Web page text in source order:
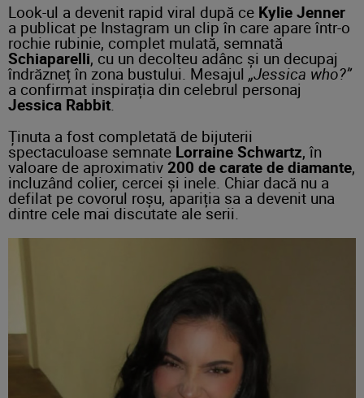
Look-ul a devenit rapid viral după ce Kylie Jenner
a publicat pe Instagram un clip în care apare într-o
rochie rubinie, complet mulată, semnată
Schiaparelli, cu un decolteu adânc și un decupaj
îndrăzneț în zona bustului. Mesajul „Jessica who?”
a confirmat inspirația din celebrul personaj
Jessica Rabbit.
Ținuta a fost completată de bijuterii
spectaculoase semnate Lorraine Schwartz, în
valoare de aproximativ 200 de carate de diamante,
incluzând colier, cercei și inele. Chiar dacă nu a
defilat pe covorul roșu, apariția sa a devenit una
dintre cele mai discutate ale serii.